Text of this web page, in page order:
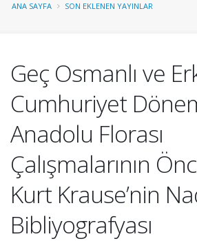
ANA SAYFA SON EKLENEN YAYINLAR
Geç Osmanlı ve
Cumhuriyet
Anadolu Florası
Çalışmalarının
Kurt Krause’nin
Bibliyografyası